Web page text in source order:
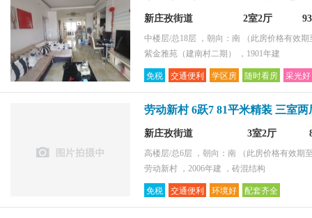
新庄孜街道 2室2厅
中楼层/总18层 ，朝向：南
（此房价格有效
紫金雅苑（建南村二期） ，1901年建
免税 交通便利 学区房 随时看房 采光好
劳动新村 6跃7 81平米精装 三室
新庄孜街道 3室2厅
高楼层/总6层 ，朝向：南
（此房价格有效期
劳动新村 ，2006年建 ，砖混结构
免税 交通便利 环境好 配套齐全